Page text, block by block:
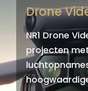
Drone
NR1 Drone
projecten